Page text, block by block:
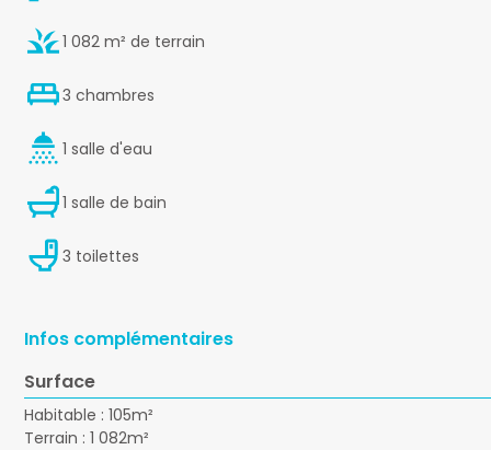
1 082 m² de terrain
3 chambres
1 salle d'eau
1 salle de bain
3 toilettes
Infos complémentaires
Surface
Habitable : 105m²
Terrain : 1 082m²